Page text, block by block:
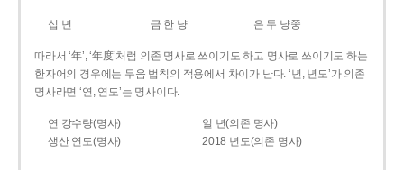
십 년 금 한 냥 은 두 냥쭝
따라서 ‘年’, ‘年度’처럼 의존 명사로 쓰이기도 하고 명사로 쓰이기도 하는
한자어의 경우에는 두음 법칙의 적용에서 차이가 난다. ‘년, 년도’가 의존
명사라면 ‘연, 연도’는 명사이다.
연 강수량(명사)
일 년(의존 명사)
생산 연도(명사)
2018 년도(의존 명사)